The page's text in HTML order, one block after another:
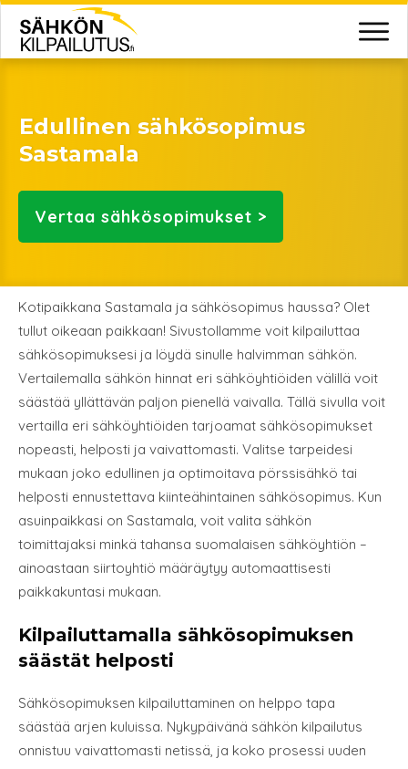
Edullinen sähkösopimus
Sastamala
Vertaa sähkösopimukset >
Kotipaikkana Sastamala ja sähkösopimus haussa? Olet
tullut oikeaan paikkaan! Sivustollamme voit kilpailuttaa
sähkösopimuksesi ja löydä sinulle halvimman sähkön.
Vertailemalla sähkön hinnat eri sähköyhtiöiden välillä voit
säästää yllättävän paljon pienellä vaivalla. Tällä sivulla voit
vertailla eri sähköyhtiöiden tarjoamat sähkösopimukset
nopeasti, helposti ja vaivattomasti. Valitse tarpeidesi
mukaan joko edullinen ja optimoitava pörssisähkö tai
helposti ennustettava kiinteähintainen sähkösopimus. Kun
asuinpaikkasi on Sastamala, voit valita sähkön
toimittajaksi minkä tahansa suomalaisen sähköyhtiön –
ainoastaan siirtoyhtiö määräytyy automaattisesti
paikkakuntasi mukaan.
Kilpailuttamalla sähkösopimuksen
säästät helposti
Sähkösopimuksen kilpailuttaminen on helppo tapa
säästää arjen kuluissa. Nykypäivänä sähkön kilpailutus
onnistuu vaivattomasti netissä, ja koko prosessi uuden